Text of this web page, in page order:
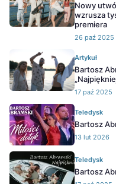
Nowy
wzrusza
premiera
26 paź 2025
Artykuł
Bartosz
17 paź 2025
Teledysk
Bartosz
13 lut 2026
Teledysk
Bartosz